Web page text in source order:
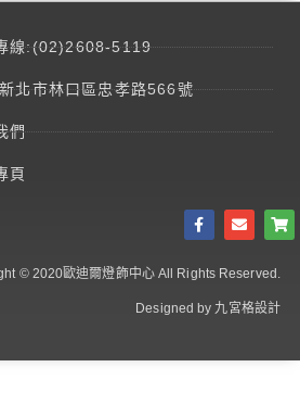
線:(02)2608-5119
北市林口區忠孝路566號
們
頁
© 2020歐迪爾燈飾中心 All Rights Reserved.
Designed by 九宮格設計